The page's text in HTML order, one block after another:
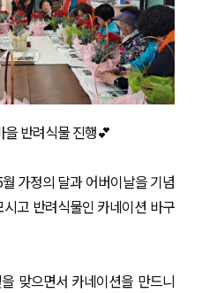
반려식물 진행💕
가정의 달과 어버이날을 기념
고 반려식물인 카네이션 바구
맞으면서 카네이션을 만드니